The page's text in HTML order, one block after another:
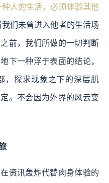
人的生活，必须体验其他
我们未曾进入他者的生活场
前，我们所做的一切判断
下一种浮于表面的结论，
，探求现象之下的深层肌
。不会因为外界的风云变
资讯轰炸代替肉身体验的